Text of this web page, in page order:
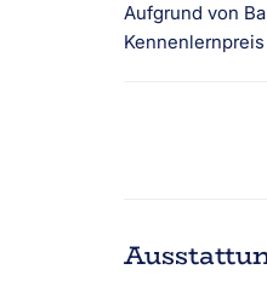
Aufgrund von